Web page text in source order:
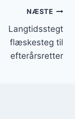
NÆSTE
Langtidsstegt
flæskesteg til
efterårsretter